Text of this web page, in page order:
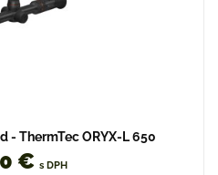
- ThermTec ORYX-L 650
€ s DPH